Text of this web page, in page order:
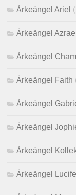
Ärkeängel Ariel
Ärkeängel Azrael
Ärkeängel
Ärkeängel Faith
Ärkeängel
Ärkeängel
Ärkeängel
Ärkeängel